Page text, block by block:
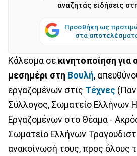
αναζητάς ειδήσεις
Προσθήκη ως
στα
Κάλεσμα σε κινητοποίηση για
μεσημέρι στη Βουλή,
εργαζομένων στις Τέχνες
Σύλλογος, Σωματείο Ελλήνων
Εργαζομένων στο Θέαμα -
Σωματείο Ελλήνων
ανακοίνωσή τους, προς όλους